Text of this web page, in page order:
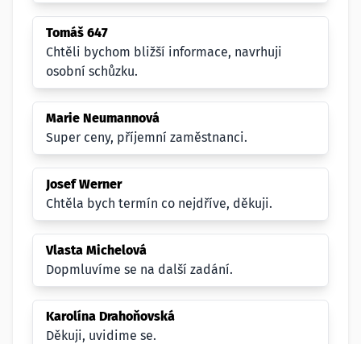
Tomáš 647
Chtěli bychom bližší informace, navrhuji
osobní schůzku.
Marie Neumannová
Super ceny, příjemní zaměstnanci.
Josef Werner
Chtěla bych termín co nejdříve, děkuji.
Vlasta Michelová
Dopmluvíme se na další zadání.
Karolína Drahoňovská
Děkuji, uvidime se.